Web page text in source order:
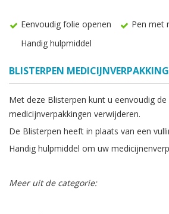
Eenvoudig folie openen
Pen met
Handig hulpmiddel
BLISTERPEN
Met deze Blisterpen kunt u eenvoudig
medicijnverpakkingen verwijderen.
De Blisterpen heeft in plaats van een
Handig hulpmiddel om uw
Meer uit de categorie: